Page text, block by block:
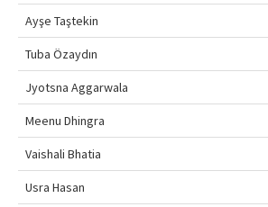
Ayşe Taştekin
Tuba Özaydın
Jyotsna Aggarwala
Meenu Dhingra
Vaishali Bhatia
Usra Hasan